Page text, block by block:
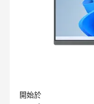
開始於